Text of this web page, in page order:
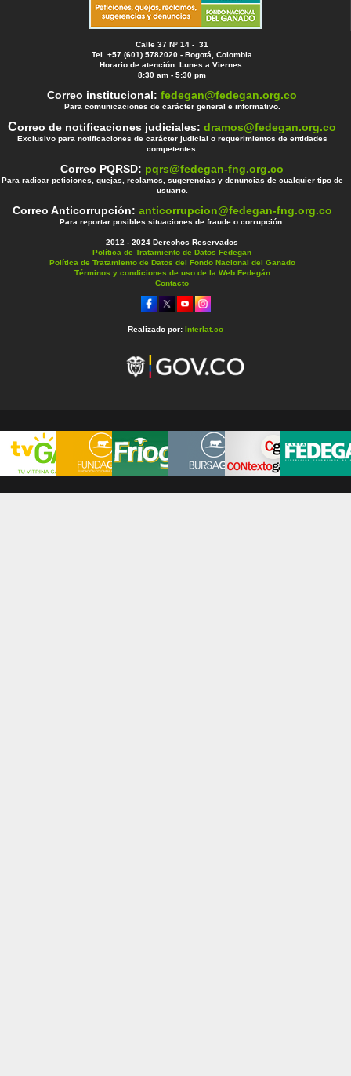
Calle 37 Nº 14 - 31
Tel. +57 (601) 5782020 - Bogotá, Colombia
Horario de atención: Lunes a Viernes
8:30 am - 5:30 pm
Correo institucional:fedegan@fedegan.org.co
Para comunicaciones de carácter general e informativo.
Correo de notificaciones judiciales:dramos@fedegan.org.co
Exclusivo para notificaciones de carácter judicial o requerimientos de entidades
competentes.
Correo PQRSD: pqrs@fedegan-fng.org.co
Para radicar peticiones, quejas, reclamos, sugerencias y denuncias de cualquier tipo de
usuario.
Correo Anticorrupción: anticorrupcion@fedegan-fng.org.co
Para reportar posibles situaciones de fraude o corrupción.
2012 - 2024 Derechos Reservados
Política de Tratamiento de Datos Fedegan
Política de Tratamiento de Datos del Fondo Nacional del Ganado
Términos y condiciones de uso de la Web Fedegán
Contacto
Realizado por: Interlat.co